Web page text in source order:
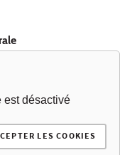
est désactivé
LES COOKIES